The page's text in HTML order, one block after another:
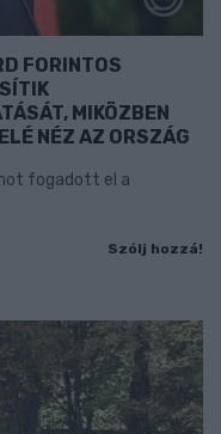
FORINTOS
MIKÖZBEN
NÉZ AZ ORSZÁG
fogadott el a
Szólj hozzá!